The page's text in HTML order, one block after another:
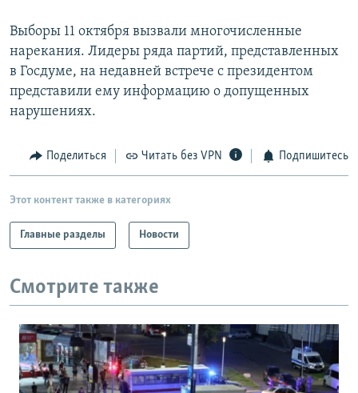
Выборы 11 октября вызвали многочисленные
нарекания. Лидеры ряда партий, представленных
в Госдуме, на недавней встрече с президентом
представили ему информацию о допущенных
нарушениях.
Поделиться Читать без VPN Подпишитесь
Этот контент также в категориях
Главные разделы Новости
Смотрите также